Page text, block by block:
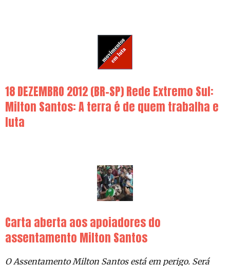
18 DEZEMBRO 2012 (BR-SP) Rede Extremo Sul:
Milton Santos: A terra é de quem trabalha e
luta
Carta aberta aos apoiadores do
assentamento Milton Santos
O Assentamento Milton Santos está em perigo. Será